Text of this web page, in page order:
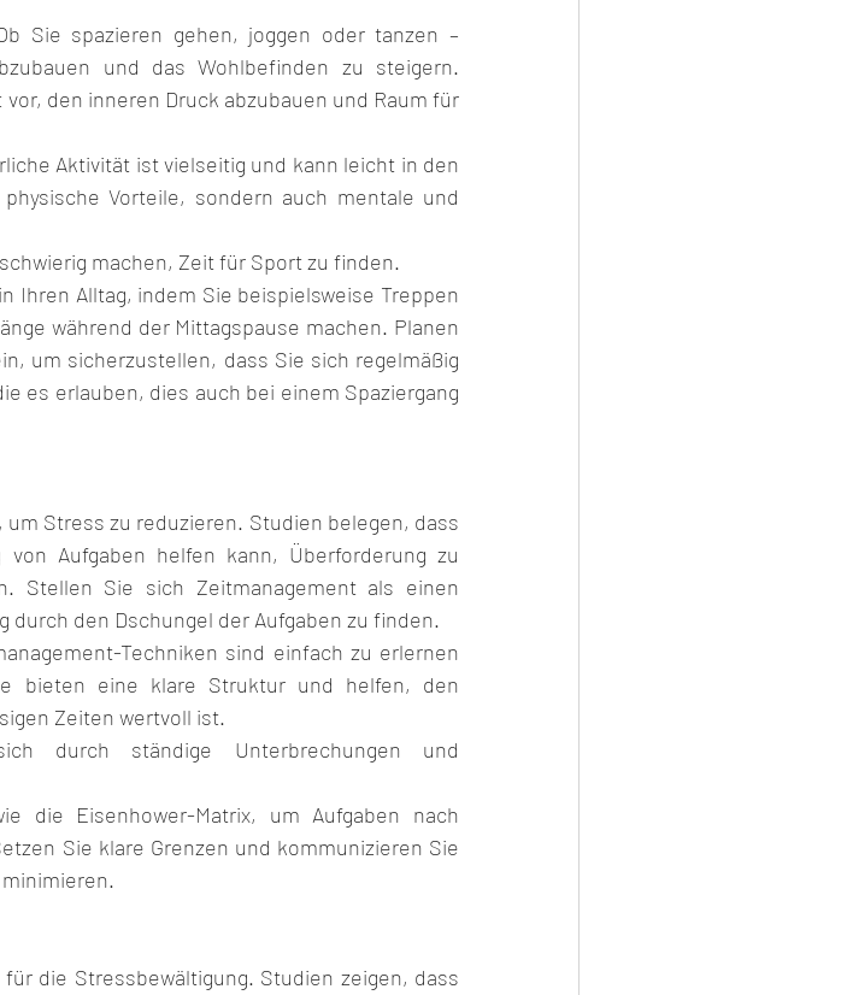
Sie spazieren gehen, joggen oder tanzen –
und das Wohlbefinden zu steigern.
den inneren Druck abzubauen und Raum für
Aktivität ist vielseitig und kann leicht in den
Vorteile, sondern auch mentale und
machen, Zeit für Sport zu finden.
Ihren Alltag, indem Sie beispielsweise Treppen
während der Mittagspause machen. Planen
um sicherzustellen, dass Sie sich regelmäßig
es erlauben, dies auch bei einem Spaziergang
Stress zu reduzieren. Studien belegen, dass
Aufgaben helfen kann, Überforderung zu
Stellen Sie sich Zeitmanagement als einen
den Dschungel der Aufgaben zu finden.
Techniken sind einfach zu erlernen
bieten eine klare Struktur und helfen, den
Zeiten wertvoll ist.
durch ständige Unterbrechungen und
die Eisenhower-Matrix, um Aufgaben nach
Sie klare Grenzen und kommunizieren Sie
die Stressbewältigung. Studien zeigen, dass